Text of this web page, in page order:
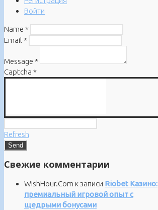
Войти
Name *
Email *
Message *
Captcha *
Refresh
Свежие комментарии
WishHour.Com к записи Riobet Казино:
премиальный игровой опыт с
щедрыми бонусами